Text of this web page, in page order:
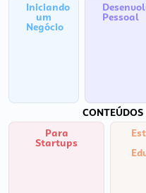
Iniciando
um
Negócio
Pessoal
Para
Startups